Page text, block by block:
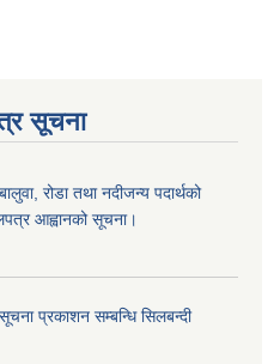
सूचना
रोडा तथा नदीजन्य पदार्थको
आह्वानको सूचना।
सूचना प्रकाशन सम्बन्धि सिलबन्दी